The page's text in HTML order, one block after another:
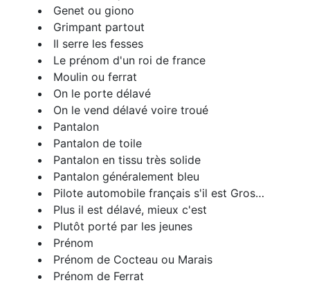
Genet ou giono
Grimpant partout
Il serre les fesses
Le prénom d'un roi de france
Moulin ou ferrat
On le porte délavé
On le vend délavé voire troué
Pantalon
Pantalon de toile
Pantalon en tissu très solide
Pantalon généralement bleu
Pilote automobile français s'il est Gros…
Plus il est délavé, mieux c'est
Plutôt porté par les jeunes
Prénom
Prénom de Cocteau ou Marais
Prénom de Ferrat